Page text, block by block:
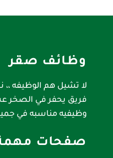
وظائف صقر
لا تشيل هم الوظيفه ،،
فريق يحفر في الصخر
وظيفيه مناسبه في
صفحات